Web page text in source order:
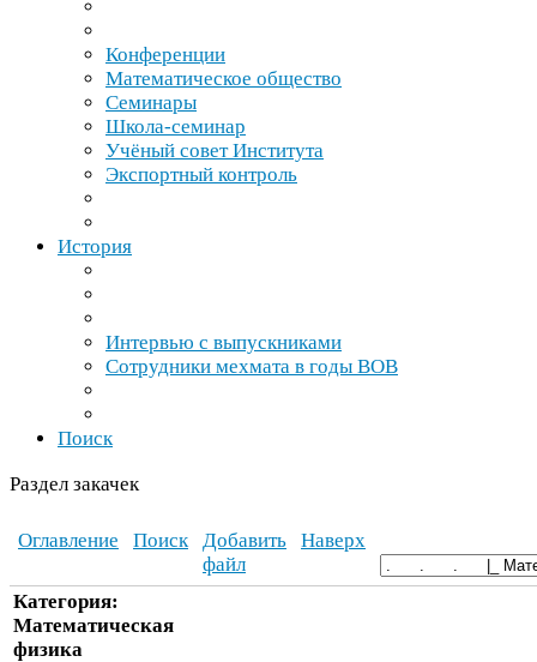
Конференции
Математическое общество
Семинары
Школа-​семинар
Учёный совет Института
Экспортный контроль
История
Интервью с выпускниками
Сотрудники мехмата в годы ВОВ
Поиск
Раздел закачек
Оглавление Поиск
Добавить
файл
Наверх
Категория:
Математическая
физика